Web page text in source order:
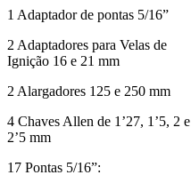
1 Adaptador de pontas 5/16”
2 Adaptadores para Velas de
Ignição 16 e 21 mm
2 Alargadores 125 e 250 mm
4 Chaves Allen de 1’27, 1’5, 2 e
2’5 mm
17 Pontas 5/16”: